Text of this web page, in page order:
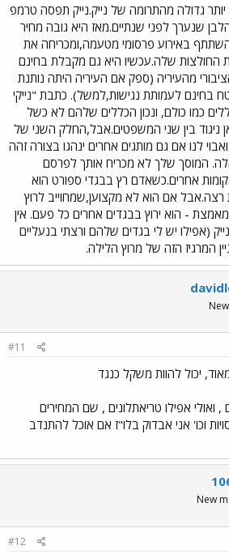
גדולה מהתרומה של נייק.נייק תפסה טרמפ
שנערך לפני שנתיים.מאז היא גובה מחיר
באירוע פרסומי מטעמה,ומכריחה את
החולצות שלה.עכשיו היא גם מקבלת בחינם
מהעיריה (ספק אם העיריה היתה נותנת
בחינם לעמותת נגישות,למשל). כתבת "נייקי
כמו כולם, ונכון הכללים שלהם לא כשל
ניגוד בין שני המשפטים.אבל,החלק השני של
לנו אם גם מותגים אחרים ינהגו בצורה זהה
המוסך שלך לא מכריח אותך לפרסם
אחרים.כשאדם רץ בבגדי ספורט הוא
אם הוא לא מקצוען,שמחוייב לרוץ
- הוא ירוץ בבגדים אחרים כל פעם. אין
(אפילו יש לי בגדים שלהם ורצתי בנעליים
המרגיז הזה של מרוץ הלילה.
#11
יכול להוות משקל כנגד
, ואולי אפילו טריאתלונים , שם המחירים
וכו' אני אבדוק בלו"ז אם אוכל להתנדב
New
#12